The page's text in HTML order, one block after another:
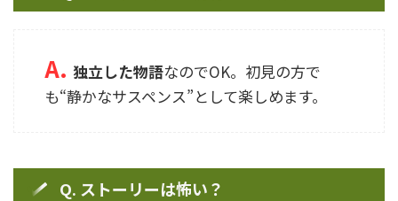
A. 独立した物語なのでOK。初見の方で
も“静かなサスペンス”として楽しめます。
Q. ストーリーは怖い？